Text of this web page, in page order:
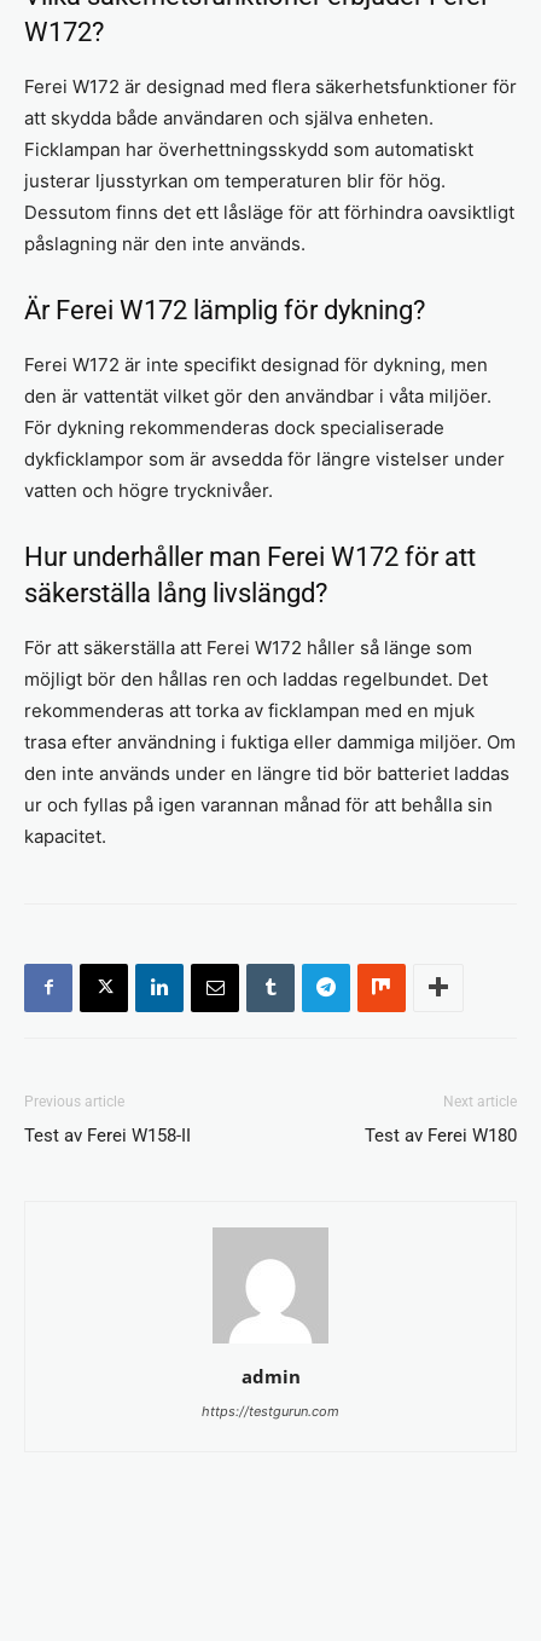
W172?
Ferei W172 är designad med flera säkerhetsfunktioner för
att skydda både användaren och själva enheten.
Ficklampan har överhettningsskydd som automatiskt
justerar ljusstyrkan om temperaturen blir för hög.
Dessutom finns det ett låsläge för att förhindra oavsiktligt
påslagning när den inte används.
Är Ferei W172 lämplig för dykning?
Ferei W172 är inte specifikt designad för dykning, men
den är vattentät vilket gör den användbar i våta miljöer.
För dykning rekommenderas dock specialiserade
dykficklampor som är avsedda för längre vistelser under
vatten och högre trycknivåer.
Hur underhåller man Ferei W172 för att
säkerställa lång livslängd?
För att säkerställa att Ferei W172 håller så länge som
möjligt bör den hållas ren och laddas regelbundet. Det
rekommenderas att torka av ficklampan med en mjuk
trasa efter användning i fuktiga eller dammiga miljöer. Om
den inte används under en längre tid bör batteriet laddas
ur och fyllas på igen varannan månad för att behålla sin
kapacitet.
Previous article
Test av Ferei W158-II
Next article
Test av Ferei W180
admin
https://testgurun.com